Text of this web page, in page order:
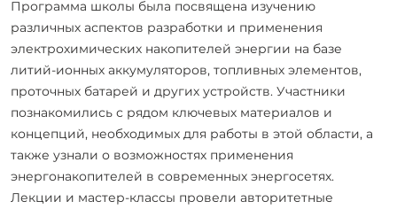
Программа школы была посвящена изучению
различных аспектов разработки и применения
электрохимических накопителей энергии на базе
литий-ионных аккумуляторов, топливных элементов,
проточных батарей и других устройств. Участники
познакомились с рядом ключевых материалов и
концепций, необходимых для работы в этой области, а
также узнали о возможностях применения
энергонакопителей в современных энергосетях.
Лекции и мастер-классы провели авторитетные